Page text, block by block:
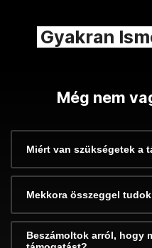
Gyakran
Még nem
Miért van szükségetek a
Mekkora összeggel
Beszámoltok arról, hogy